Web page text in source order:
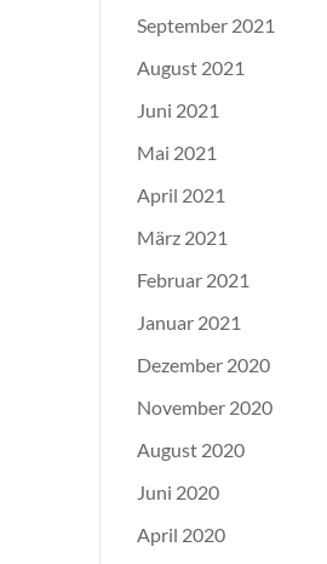
September 2021
August 2021
Juni 2021
Mai 2021
April 2021
März 2021
Februar 2021
Januar 2021
Dezember 2020
November 2020
August 2020
Juni 2020
April 2020